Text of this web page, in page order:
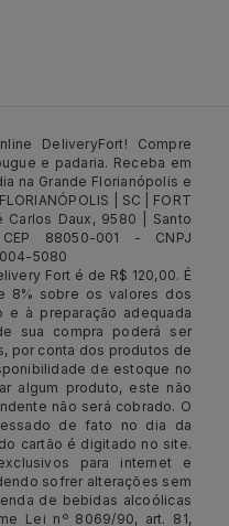
DeliveryFort! Compre
e padaria. Receba em
na Grande Florianópolis e
| SC | FORT
Carlos Daux, 9580 | Santo
88050-001 - CNPJ
5080
Fort é de R$ 120,00. É
8% sobre os valores dos
e à preparação adequada
sua compra poderá ser
por conta dos produtos de
de estoque no
algum produto, este não
não será cobrado. O
de fato no dia da
cartão é digitado no site.
para internet e
sofrer alterações sem
de bebidas alcoólicas
Lei nº 8069/90, art. 81,